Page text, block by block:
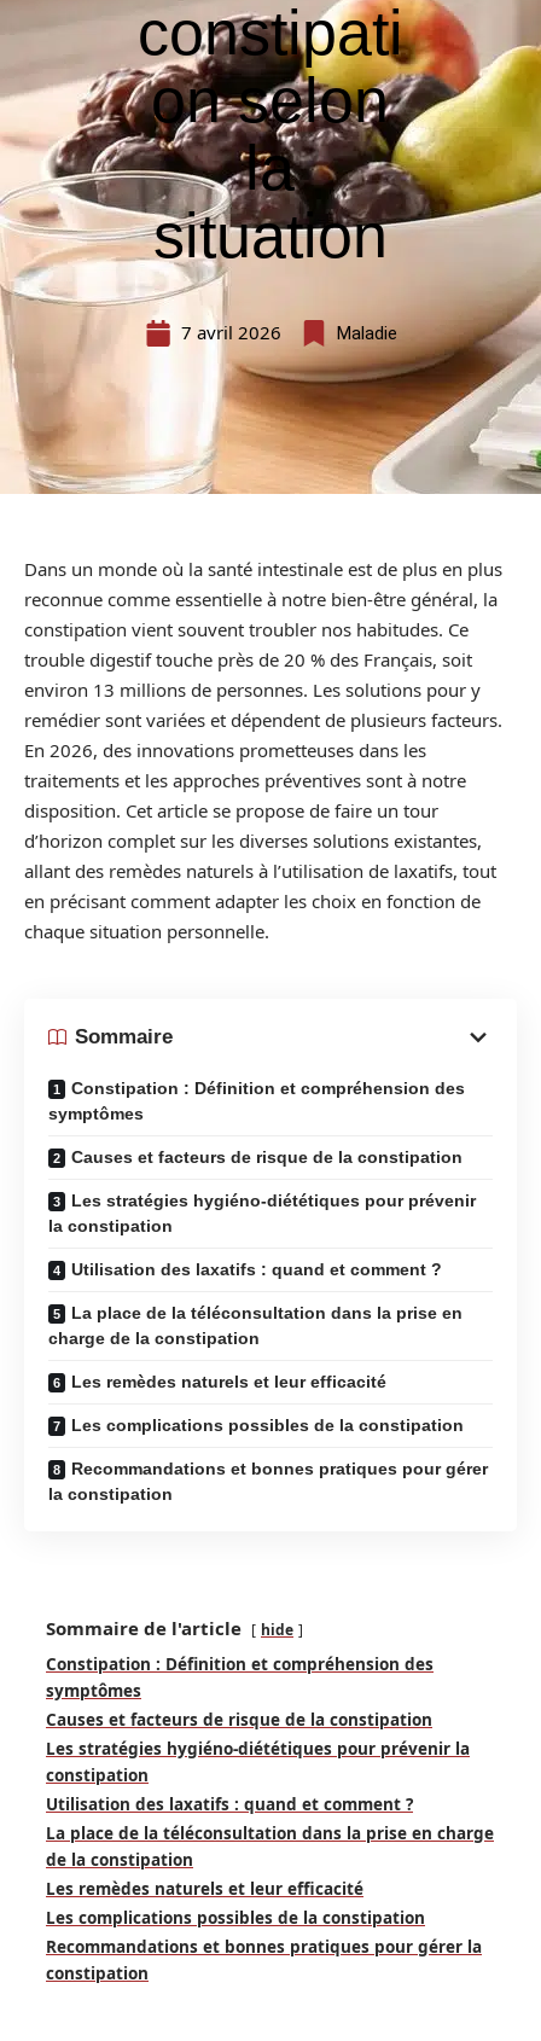
constipati
on selon
la
situation
7 avril 2026 Maladie
Dans un monde où la santé intestinale est de plus en plus
reconnue comme essentielle à notre bien-être général, la
constipation vient souvent troubler nos habitudes. Ce
trouble digestif touche près de 20 % des Français, soit
environ 13 millions de personnes. Les solutions pour y
remédier sont variées et dépendent de plusieurs facteurs.
En 2026, des innovations prometteuses dans les
traitements et les approches préventives sont à notre
disposition. Cet article se propose de faire un tour
d’horizon complet sur les diverses solutions existantes,
allant des remèdes naturels à l’utilisation de laxatifs, tout
en précisant comment adapter les choix en fonction de
chaque situation personnelle.
Sommaire
Constipation : Définition et compréhension des
symptômes
Causes et facteurs de risque de la constipation
Les stratégies hygiéno-diététiques pour prévenir
la constipation
Utilisation des laxatifs : quand et comment ?
La place de la téléconsultation dans la prise en
charge de la constipation
Les remèdes naturels et leur efficacité
Les complications possibles de la constipation
Recommandations et bonnes pratiques pour gérer
la constipation
Sommaire de l'article hide
Constipation : Définition et compréhension des
symptômes
Causes et facteurs de risque de la constipation
Les stratégies hygiéno-diététiques pour prévenir la
constipation
Utilisation des laxatifs : quand et comment ?
La place de la téléconsultation dans la prise en charge
de la constipation
Les remèdes naturels et leur efficacité
Les complications possibles de la constipation
Recommandations et bonnes pratiques pour gérer la
constipation